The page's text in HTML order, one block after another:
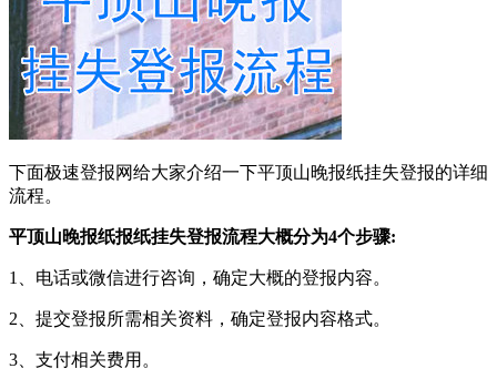
下面极速登报网给大家介绍一下平顶山晚报纸挂失登报的详细
流程。
平顶山晚报纸报纸挂失登报流程大概分为4个步骤:
1、电话或微信进行咨询，确定大概的登报内容。
2、提交登报所需相关资料，确定登报内容格式。
3、支付相关费用。